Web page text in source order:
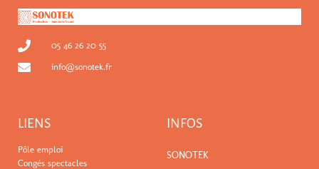
05 46 26 20 55
info@sonotek.fr
LIENS
Pôle emploi
Congés spectacles
INFOS
SONOTEK